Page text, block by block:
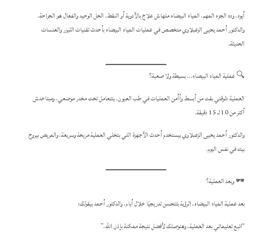
أيوه، وده الجزء المهم. المياه البيضاء ملهاش علاج بالأدوية أو النقط. الحل الوحيد والفعال هو الجراحة.
والدكتور أحمد يحيى الزعبلاوي متخصص في عمليات المياه البيضاء بأحدث تقنيات الليزر والعدسات
الحديثة.
🔍 عملية المياه البيضاء… بسيطة ولا صعبة؟
العملية دلوقتي بقت من أبسط وأأمن العمليات في طب العيون. بتتعامل تحت مخدر موضعي، ومبتاخدش
أكتر من 10 لـ 15 دقيقة.
والدكتور أحمد يحيى الزعبلاوي بيستخدم أحدث الأجهزة اللي بتخلي العملية مريحة وسريعة، والمريض بيروح
بيته في نفس اليوم.
🕶️ وبعد العملية؟
بعد عملية المياه البيضاء، الرؤية بتتحسن تدريجيًا خلال أيام. والدكتور أحمد بيقولك:
“اتبع تعليماتي بعد العملية، وهنوصلك لأفضل نتيجة ممكنة بإذن الله.”